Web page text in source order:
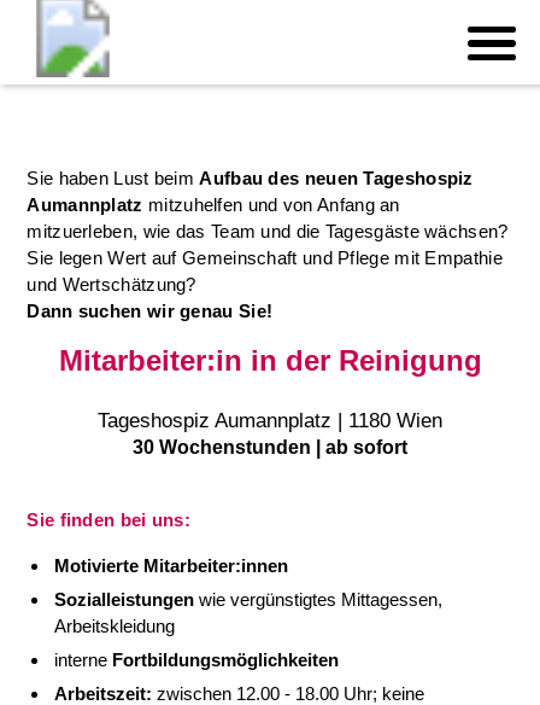
Sie haben Lust beimAufbau des neuen Tageshospiz
Aumannplatz mitzuhelfen und von Anfang an
mitzuerleben, wie das Team und die Tagesgäste wächsen?
Sie legen Wert auf Gemeinschaft und Pflege mit Empathie
und Wertschätzung?
Dann suchen wir genau Sie!
Mitarbeiter:in in der Reinigung
Tageshospiz Aumannplatz | 1180 Wien
30 Wochenstunden | ab sofort
Sie finden bei uns:
Motivierte Mitarbeiter:innen
Sozialleistungen wie vergünstigtes Mittagessen,
Arbeitskleidung
interne Fortbildungsmöglichkeiten
Arbeitszeit: zwischen 12.00 - 18.00 Uhr; keine